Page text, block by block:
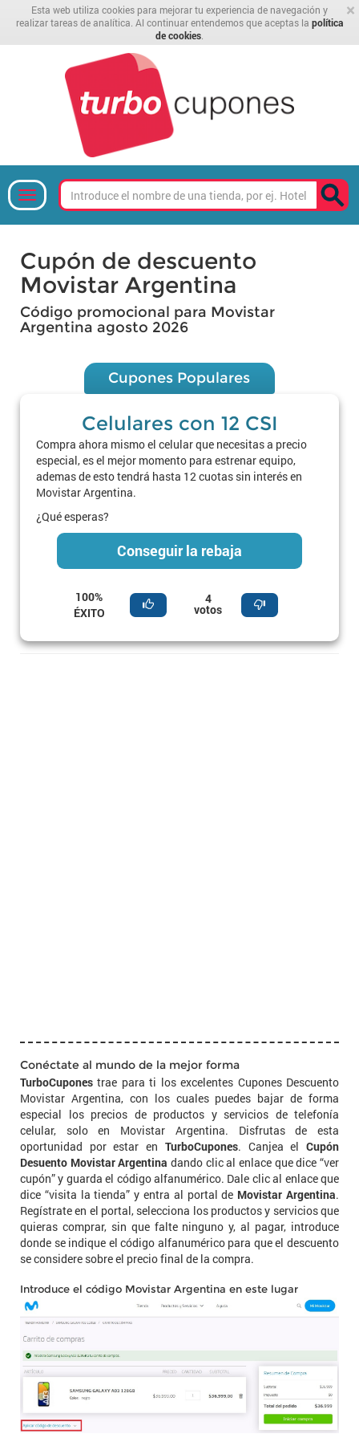
×
Esta web utiliza cookies para mejorar tu experiencia de navegación y
realizar tareas de analítica. Al continuar entendemos que aceptas la política
de cookies
Cupón de descuento
Movistar Argentina
Código promocional para Movistar
Argentina agosto 2026
Cupones Populares
Celulares con 12 CSI
Compra ahora mismo el celular que necesitas a precio
especial, es el mejor momento para estrenar equipo,
ademas de esto tendrá hasta 12 cuotas sin interés en
Movistar Argentina.
¿Qué esperas?
Conseguir la rebaja
100%
ÉXITO
4
votos
Conéctate al mundo de la mejor forma
TurboCupones trae para ti los excelentes Cupones Descuento
Movistar Argentina, con los cuales puedes bajar de forma
especial los precios de productos y servicios de telefonía
celular, solo en Movistar Argentina. Disfrutas de esta
oportunidad por estar en TurboCupones. Canjea elCupón
Desuento Movistar Argentina dando clic al enlace que dice “ver
cupón” y guarda el código alfanumérico. Dale clic al enlace que
dice “visita la tienda” y entra al portal de Movistar Argentina.
Regístrate en el portal, selecciona los productos y servicios que
quieras comprar, sin que falte ninguno y, al pagar, introduce
donde se indique el código alfanumérico para que el descuento
se considere sobre el precio final de la compra.
Introduce el código Movistar Argentina en este lugar